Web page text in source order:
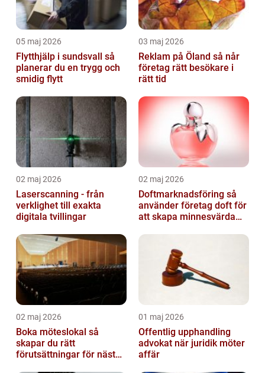
05 maj 2026
Flytthjälp i sundsvall så
planerar du en trygg och
smidig flytt
03 maj 2026
Reklam på Öland så når
företag rätt besökare i
rätt tid
02 maj 2026
Laserscanning - från
verklighet till exakta
digitala tvillingar
02 maj 2026
Doftmarknadsföring så
använder företag doft för
att skapa minnesvärda
02 maj 2026
Boka möteslokal så
skapar du rätt
förutsättningar för nästa
01 maj 2026
Offentlig upphandling
advokat när juridik möter
affär